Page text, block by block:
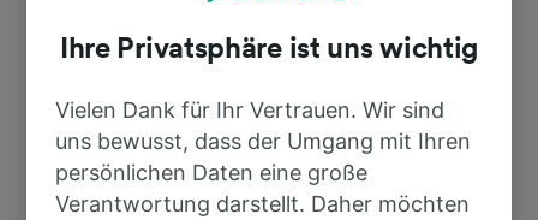
Ihre Privatsphäre ist uns wichtig
Vielen Dank für Ihr Vertrauen. Wir sind
uns bewusst, dass der Umgang mit Ihren
persönlichen Daten eine große
Verantwortung darstellt. Daher möchten